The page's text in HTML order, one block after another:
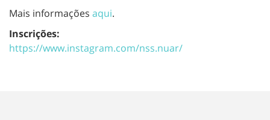
Mais informações aqui.
Inscrições:
https://www.instagram.com/nss.nuar/